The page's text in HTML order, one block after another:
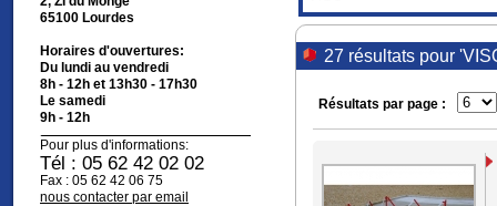
65100 Lourdes
Horaires d'ouvertures:
Du lundi au vendredi
8h - 12h et 13h30 - 17h30
Le samedi
9h - 12h
Pour plus d'informations:
Tél : 05 62 42 02 02
Fax : 05 62 42 06 75
nous contacter par email
27 résultats pour
Résultats par page :